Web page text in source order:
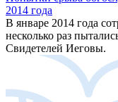
2014 года
В январе 2014 года
несколько раз
Свидетелей Иеговы.